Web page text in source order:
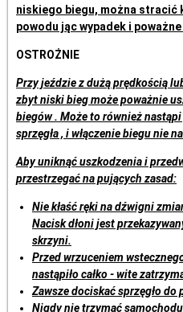
niskiego biegu, można stracić
powodu jąc wypadek i
OSTROŻNIE
Przy jeździe z dużą prędkością
zbyt niski bieg może poważnie
biegów . Może to również
sprzęgła , i włączenie biegu nie
Aby uniknąć uszkodzenia i
przestrzegać na pujących zasad:
Nie kłaść ręki na dźwigni
Nacisk dłoni jest
skrzyni.
Przed wrzuceniem
nastąpiło całko - wite
Zawsze dociskać sprzęgło do
Nigdy nie trzymać